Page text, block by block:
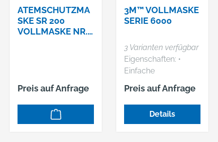
ATEMSCHUTZMA
SKE SR 200
VOLLMASKE NR.
Preis auf Anfrage
3M™ VOLLMASKE
SERIE 6000
3 Varianten verfügbar
Eigenschaften: •
Einfache
Handhabung und
hoher Tragekomfort
• Wartungsarm und
wirtschaftlich •
Preis auf Anfrage
Details